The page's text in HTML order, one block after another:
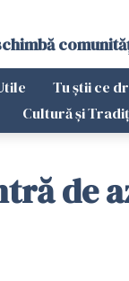
Tu știi ce
Cultură și
de